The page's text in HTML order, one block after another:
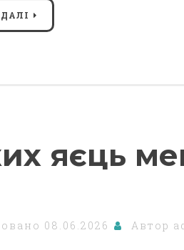
яєць
08.06.2026 Автор